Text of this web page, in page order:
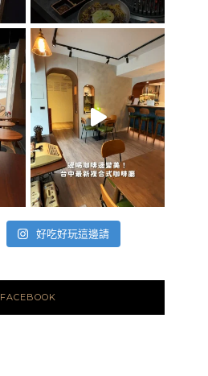
好吃好玩這邊請
FACEBOOK